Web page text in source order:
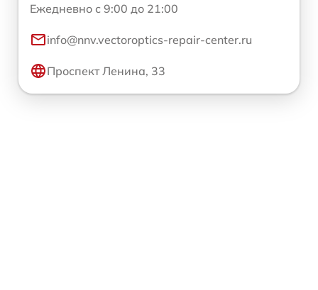
Ежедневно с 9:00 до 21:00
info@nnv.vectoroptics-repair-center.ru
Проспект Ленина, 33